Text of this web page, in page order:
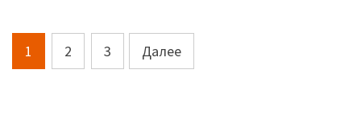
Пагинация
записей
1 2 3 Далее